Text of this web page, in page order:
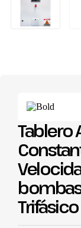
Tablero
bombas
Trifásico